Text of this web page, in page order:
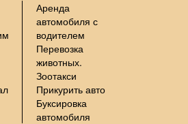
Аренда
автомобиля с
водителем
Перевозка
животных.
Зоотакси
Прикурить авто
Буксировка
автомобиля